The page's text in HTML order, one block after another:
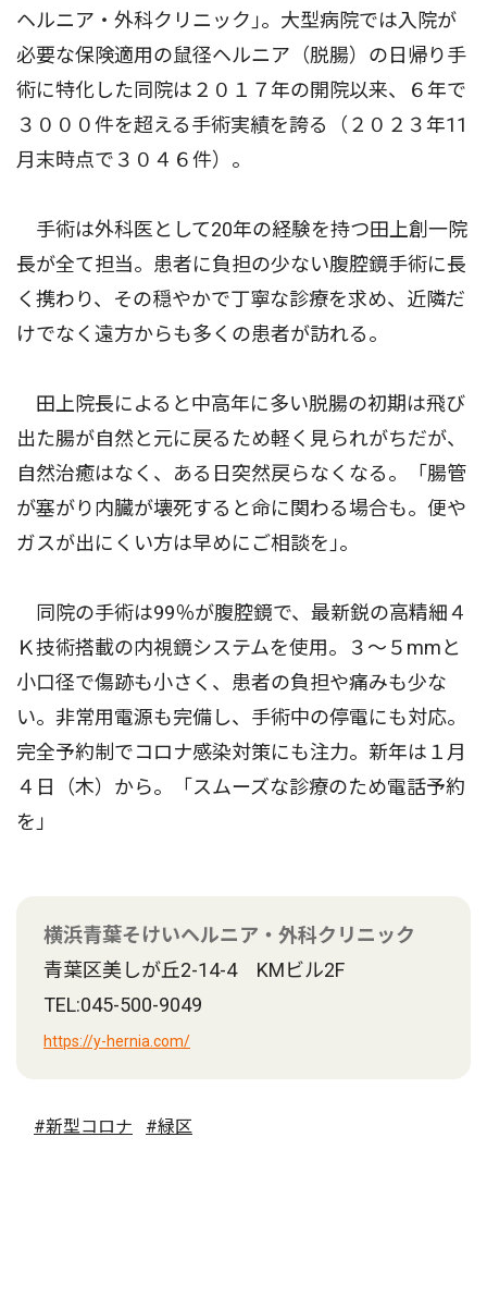
ヘルニア・外科クリニック｣。大型病院では入院が
必要な保険適用の鼠径ヘルニア（脱腸）の日帰り手
術に特化した同院は２０１７年の開院以来、６年で
３０００件を超える手術実績を誇る（２０２３年11
月末時点で３０４６件）。
手術は外科医として20年の経験を持つ田上創一院
長が全て担当。患者に負担の少ない腹腔鏡手術に長
く携わり、その穏やかで丁寧な診療を求め、近隣だ
けでなく遠方からも多くの患者が訪れる。
田上院長によると中高年に多い脱腸の初期は飛び
出た腸が自然と元に戻るため軽く見られがちだが、
自然治癒はなく、ある日突然戻らなくなる。「腸管
が塞がり内臓が壊死すると命に関わる場合も。便や
ガスが出にくい方は早めにご相談を｣。
同院の手術は99％が腹腔鏡で、最新鋭の高精細４
Ｋ技術搭載の内視鏡システムを使用。３〜５mmと
小口径で傷跡も小さく、患者の負担や痛みも少な
い。非常用電源も完備し、手術中の停電にも対応。
完全予約制でコロナ感染対策にも注力。新年は１月
４日（木）から。「スムーズな診療のため電話予約
を」
横浜青葉そけいヘルニア・外科クリニック
青葉区美しが丘2-14-4 KMビル2F
TEL:045-500-9049
https://y-hernia.com/
#新型コロナ #緑区